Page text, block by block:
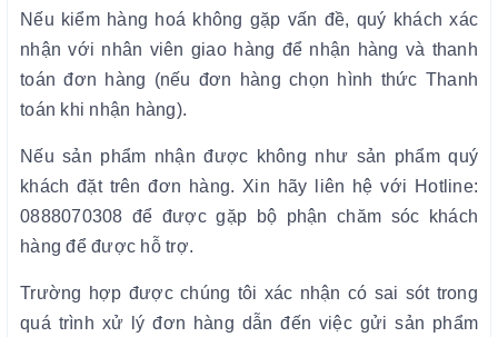
Nếu kiểm hàng hoá không gặp vấn đề, quý khách xác
nhận với nhân viên giao hàng để nhận hàng và thanh
toán đơn hàng (nếu đơn hàng chọn hình thức Thanh
toán khi nhận hàng).
Nếu sản phẩm nhận được không như sản phẩm quý
khách đặt trên đơn hàng. Xin hãy liên hệ với Hotline:
0888070308 để được gặp bộ phận chăm sóc khách
hàng để được hỗ trợ.
Trường hợp được chúng tôi xác nhận có sai sót trong
quá trình xử lý đơn hàng dẫn đến việc gửi sản phẩm